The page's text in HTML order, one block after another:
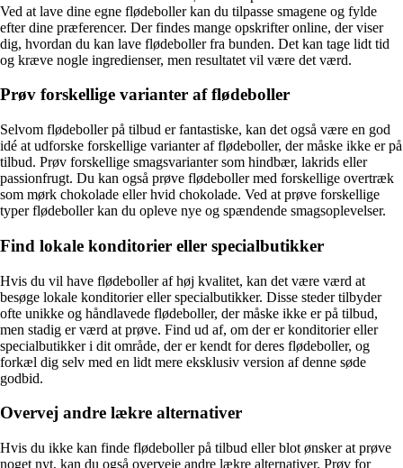
Ved at lave dine egne flødeboller kan du tilpasse smagene og fylde
efter dine præferencer. Der findes mange opskrifter online, der viser
dig, hvordan du kan lave flødeboller fra bunden. Det kan tage lidt tid
og kræve nogle ingredienser, men resultatet vil være det værd.
Prøv forskellige varianter af flødeboller
Selvom flødeboller på tilbud er fantastiske, kan det også være en god
idé at udforske forskellige varianter af flødeboller, der måske ikke er på
tilbud. Prøv forskellige smagsvarianter som hindbær, lakrids eller
passionfrugt. Du kan også prøve flødeboller med forskellige overtræk
som mørk chokolade eller hvid chokolade. Ved at prøve forskellige
typer flødeboller kan du opleve nye og spændende smagsoplevelser.
Find lokale konditorier eller specialbutikker
Hvis du vil have flødeboller af høj kvalitet, kan det være værd at
besøge lokale konditorier eller specialbutikker. Disse steder tilbyder
ofte unikke og håndlavede flødeboller, der måske ikke er på tilbud,
men stadig er værd at prøve. Find ud af, om der er konditorier eller
specialbutikker i dit område, der er kendt for deres flødeboller, og
forkæl dig selv med en lidt mere eksklusiv version af denne søde
godbid.
Overvej andre lækre alternativer
Hvis du ikke kan finde flødeboller på tilbud eller blot ønsker at prøve
noget nyt, kan du også overveje andre lækre alternativer. Prøv for